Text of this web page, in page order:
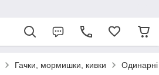
Гачки, мормишки, кивки